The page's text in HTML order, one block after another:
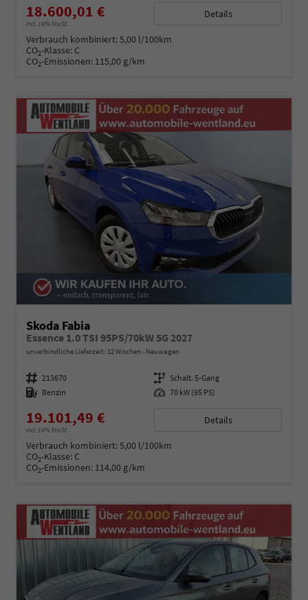
18.600,01 €
incl. 19% MwSt.
Details
Verbrauch kombiniert:5,00 l/100km
CO2-Klasse: C
CO2-Emissionen: 115,00 g/km
Skoda Fabia
Essence 1.0 TSI 95PS/70kW 5G 2027
unverbindliche Lieferzeit: 12 Wochen Neuwagen
Fahrzeugnummer 213670 Getriebe Schalt. 5-Gang
Kraftstoff Benzin Leistung 70 kW (95 PS)
19.101,49 €
incl. 19% MwSt.
Details
Verbrauch kombiniert:5,00 l/100km
CO2-Klasse: C
CO2-Emissionen: 114,00 g/km